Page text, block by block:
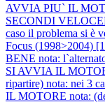
AVVIA PIU` IL
SECONDI
caso il problema si è
Focus (1998>2004)
BENE nota:
SI AVVIA IL
ripartire) nota: nei 3
IL MOTORE nota: